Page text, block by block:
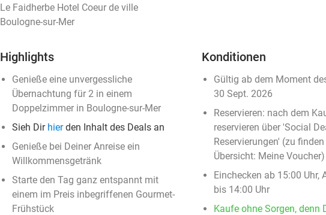
Le Faidherbe Hotel Coeur de ville
Boulogne-sur-Mer
Highlights
Genieße eine unvergessliche
Übernachtung für 2 in einem
Doppelzimmer in Boulogne-sur-Mer
Sieh Dir hierden Inhalt des Deals an
Genieße bei Deiner Anreise ein
Willkommensgetränk
Starte den Tag ganz entspannt mit
einem im Preis inbegriffenen Gourmet-
Frühstück
Konditionen
Gültig ab dem Moment
30 Sept. 2026
Reservieren: nach dem
reservieren über 'Social
Reservierungen' (zu
Übersicht: Meine Voucher)
Einchecken ab 15:00 Uhr,
bis 14:00 Uhr
Kaufe ohne Sorgen, denn